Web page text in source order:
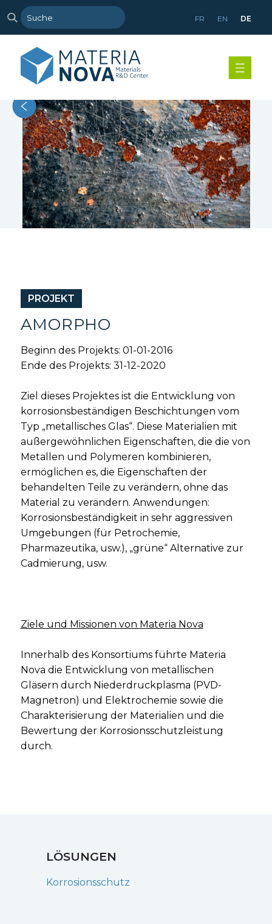
FR EN DE
PROJEKT
AMORPHO
Beginn des Projekts: 01-01-2016
Ende des Projekts: 31-12-2020
Ziel dieses Projektes ist die Entwicklung von
korrosionsbeständigen Beschichtungen vom
Typ „metallisches Glas“. Diese Materialien mit
außergewöhnlichen Eigenschaften, die die von
Metallen und Polymeren kombinieren,
ermöglichen es, die Eigenschaften der
behandelten Teile zu verändern, ohne das
Material zu verändern. Anwendungen:
Korrosionsbeständigkeit in sehr aggressiven
Umgebungen (für Petrochemie,
Pharmazeutika, usw.), „grüne“ Alternative zur
Cadmierung, usw.
Ziele und Missionen von Materia Nova
Innerhalb des Konsortiums führte Materia
Nova die Entwicklung von metallischen
Gläsern durch Niederdruckplasma (PVD-
Magnetron) und Elektrochemie sowie die
Charakterisierung der Materialien und die
Bewertung der Korrosionsschutzleistung
durch.
LÖSUNGEN
Korrosionsschutz